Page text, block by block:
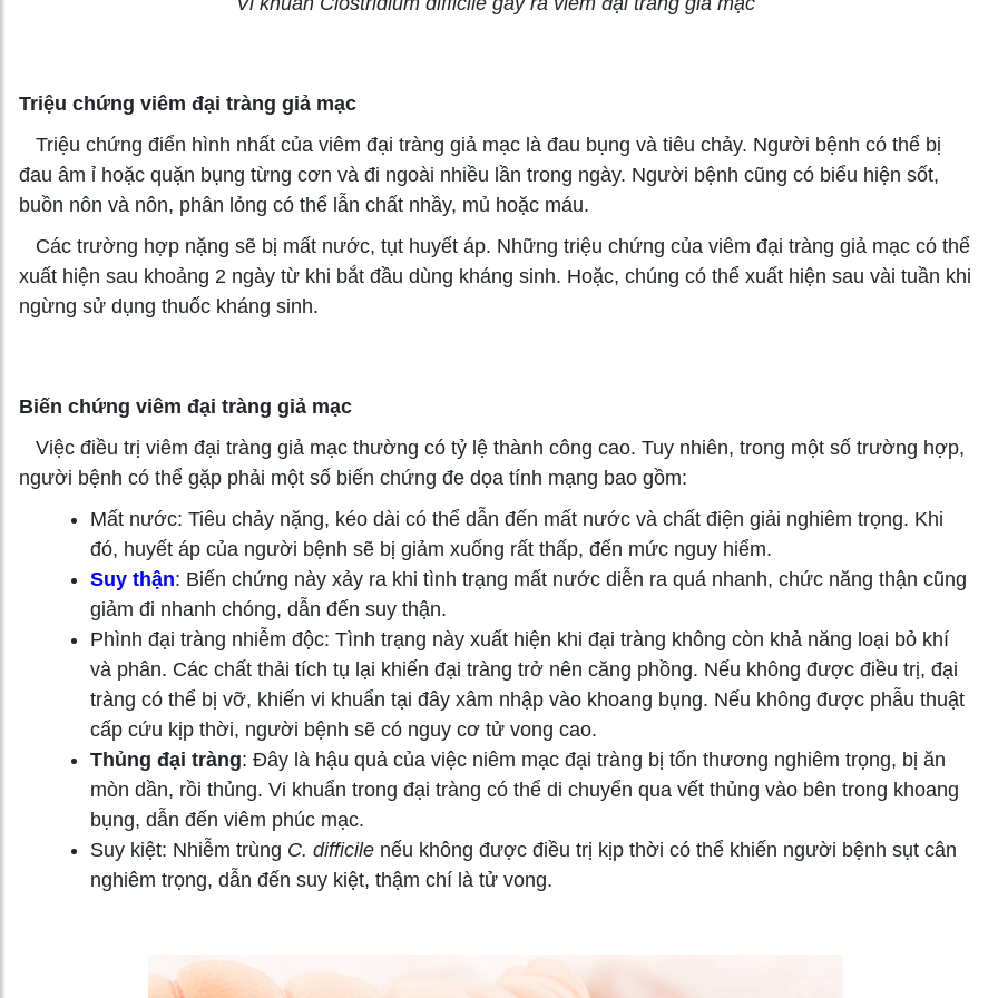
Triệu chứng viêm đại tràng giả mạc
Triệu chứng điển hình nhất của viêm đại tràng giả mạc là đau bụng và tiêu chảy. Người bệnh có thể bị
đau âm ỉ hoặc quặn bụng từng cơn và đi ngoài nhiều lần trong ngày. Người bệnh cũng có biểu hiện sốt,
buồn nôn và nôn, phân lỏng có thể lẫn chất nhầy, mủ hoặc máu.
Các trường hợp nặng sẽ bị mất nước, tụt huyết áp. Những triệu chứng của viêm đại tràng giả mạc có thể
xuất hiện sau khoảng 2 ngày từ khi bắt đầu dùng kháng sinh. Hoặc, chúng có thể xuất hiện sau vài tuần khi
ngừng sử dụng thuốc kháng sinh.
Biến chứng viêm đại tràng giả mạc
Việc điều trị viêm đại tràng giả mạc thường có tỷ lệ thành công cao. Tuy nhiên, trong một số trường hợp,
người bệnh có thể gặp phải một số biến chứng đe dọa tính mạng bao gồm:
Mất nước: Tiêu chảy nặng, kéo dài có thể dẫn đến mất nước và chất điện giải nghiêm trọng. Khi
đó, huyết áp của người bệnh sẽ bị giảm xuống rất thấp, đến mức nguy hiểm.
Suy thận: Biến chứng này xảy ra khi tình trạng mất nước diễn ra quá nhanh, chức năng thận cũng
giảm đi nhanh chóng, dẫn đến suy thận.
Phình đại tràng nhiễm độc: Tình trạng này xuất hiện khi đại tràng không còn khả năng loại bỏ khí
và phân. Các chất thải tích tụ lại khiến đại tràng trở nên căng phồng. Nếu không được điều trị, đại
tràng có thể bị vỡ, khiến vi khuẩn tại đây xâm nhập vào khoang bụng. Nếu không được phẫu thuật
cấp cứu kịp thời, người bệnh sẽ có nguy cơ tử vong cao.
Thủng đại tràng: Đây là hậu quả của việc niêm mạc đại tràng bị tổn thương nghiêm trọng, bị ăn
mòn dần, rồi thủng. Vi khuẩn trong đại tràng có thể di chuyển qua vết thủng vào bên trong khoang
bụng, dẫn đến viêm phúc mạc.
Suy kiệt: Nhiễm trùng C. difficile nếu không được điều trị kịp thời có thể khiến người bệnh sụt cân
nghiêm trọng, dẫn đến suy kiệt, thậm chí là tử vong.